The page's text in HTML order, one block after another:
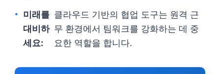
미래를
대비하
세요:
클라우드 기반의 협업 도구는 원격 근
무 환경에서 팀워크를 강화하는 데 중
요한 역할을 합니다.